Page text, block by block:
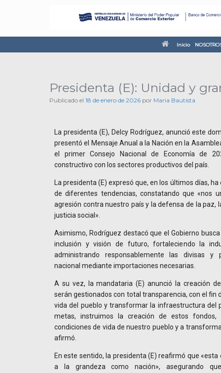
Inicio
Presidenta (E): Unidad y
Publicado el 18 de enero de 2026 por Maria Bautista
La presidenta (E), Delcy Rodríguez, anunció este
presentó el Mensaje Anual a la Nación en la
el primer Consejo Nacional de Economía de
constructivo con los sectores productivos del país.
La presidenta (E) expresó que, en los últimos días,
de diferentes tendencias, constatando que «nos
agresión contra nuestro país y la defensa de la paz,
justicia social».
Asimismo, Rodríguez destacó que el Gobierno
inclusión y visión de futuro, fortaleciendo la
administrando responsablemente las divisas y
nacional mediante importaciones necesarias.
A su vez, la mandataria (E) anunció la creación
serán gestionados con total transparencia, con el fin
vida del pueblo y transformar la infraestructura del
metas, instruimos la creación de estos fondos,
condiciones de vida de nuestro pueblo y a
afirmó.
En este sentido, la presidenta (E) reafirmó que
a la grandeza como nación», asegurando